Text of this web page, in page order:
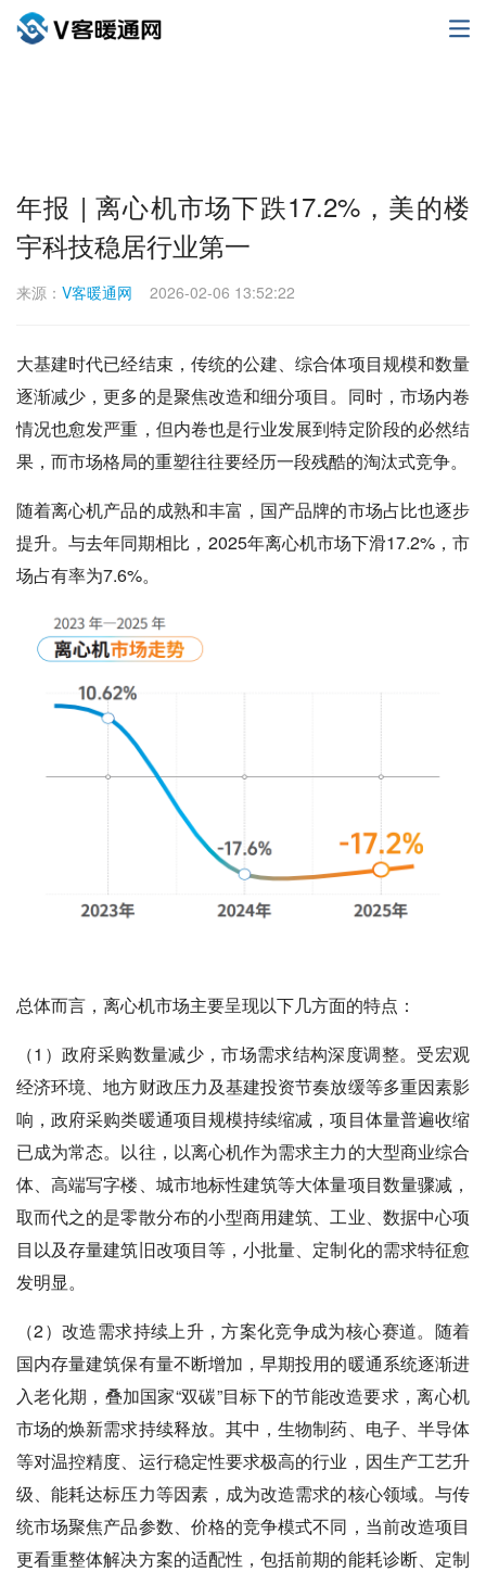
年报 | 离心机市场下跌17.2%，美的楼
宇科技稳居行业第一
来源： V客暖通网 2026-02-06 13:52:22
大基建时代已经结束，传统的公建、综合体项目规模和数量
逐渐减少，更多的是聚焦改造和细分项目。同时，市场内卷
情况也愈发严重，但内卷也是行业发展到特定阶段的必然结
果，而市场格局的重塑往往要经历一段残酷的淘汰式竞争。
随着离心机产品的成熟和丰富，国产品牌的市场占比也逐步
提升。与去年同期相比，2025年离心机市场下滑17.2%，市
场占有率为7.6%。
总体而言，离心机市场主要呈现以下几方面的特点：
（1）政府采购数量减少，市场需求结构深度调整。受宏观
经济环境、地方财政压力及基建投资节奏放缓等多重因素影
响，政府采购类暖通项目规模持续缩减，项目体量普遍收缩
已成为常态。以往，以离心机作为需求主力的大型商业综合
体、高端写字楼、城市地标性建筑等大体量项目数量骤减，
取而代之的是零散分布的小型商用建筑、工业、数据中心项
目以及存量建筑旧改项目等，小批量、定制化的需求特征愈
发明显。
（2）改造需求持续上升，方案化竞争成为核心赛道。随着
国内存量建筑保有量不断增加，早期投用的暖通系统逐渐进
入老化期，叠加国家“双碳”目标下的节能改造要求，离心机
市场的焕新需求持续释放。其中，生物制药、电子、半导体
等对温控精度、运行稳定性要求极高的行业，因生产工艺升
级、能耗达标压力等因素，成为改造需求的核心领域。与传
统市场聚焦产品参数、价格的竞争模式不同，当前改造项目
更看重整体解决方案的适配性，包括前期的能耗诊断、定制